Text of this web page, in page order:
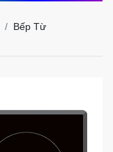
Bếp Từ